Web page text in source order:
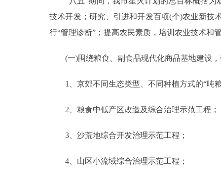
技术开发；研究、引进和开发百项(个)农业新技
行“管理诊断”；提高农民素质，培训农业技术和
(一)围绕粮食、副食品现代化商品基地建设，
1、京郊不同生态类型、不同种植方式的“吨
2、粮食中低产区改造及综合治理示范工程；
3、沙荒地综合开发治理示范工程；
4、山区小流域综合治理示范工程；